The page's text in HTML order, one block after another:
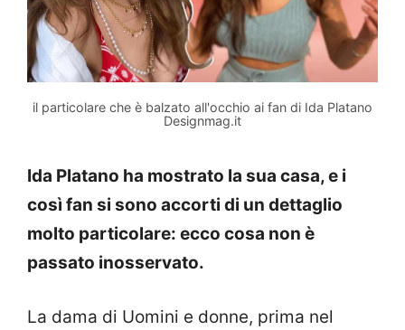
il particolare che è balzato all'occhio ai fan di Ida Platano
Designmag.it
Ida Platano ha mostrato la sua casa, e i
così fan si sono accorti di un dettaglio
molto particolare: ecco cosa non è
passato inosservato.
La dama di Uomini e donne, prima nel